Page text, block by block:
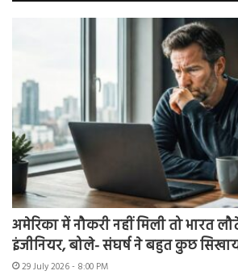
अमेरिका में नौकरी नहीं मिली तो भारत
इंजीनियर, बोले- संघर्ष ने बहुत कुछ
29 July 2026 - 8:00 PM